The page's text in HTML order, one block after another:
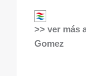
>> ver más
Gomez